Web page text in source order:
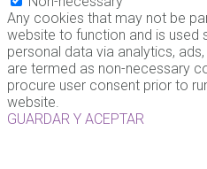
Any cookies that may not be
website to function and is
personal data via analytics,
are termed as non-necessary
procure user consent prior to
website.
GUARDAR Y ACEPTAR